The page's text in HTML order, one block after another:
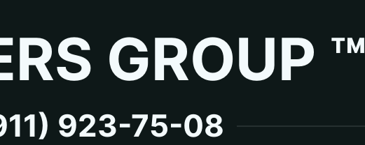
GROUP ™
923-75-08